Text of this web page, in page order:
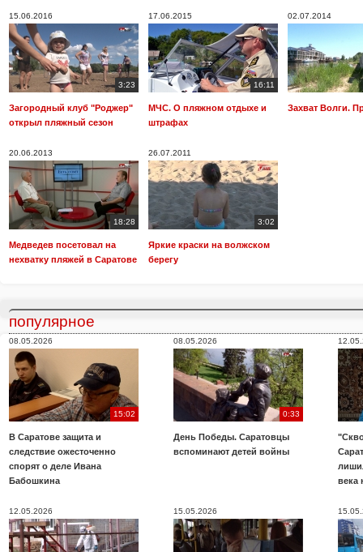
15.06.2016
3:23
Загородный клуб "Роджер"
открыл пляжный сезон
17.06.2015
16:11
МЧС. О пляжном отдыхе и
штрафах
02.07.2014
Захват Волги.
20.06.2013
18:28
Медведев посетовал на
нехватку пляжей в Саратове
26.07.2011
3:02
Яркие краски на волжском
берегу
популярное
08.05.2026
15:02
В Саратове защита и
следствие ожесточенно
спорят о деле Ивана
Бабошкина
08.05.2026
0:33
День Победы. Саратовцы
вспоминают детей войны
века
12.05.2026 15.05.2026